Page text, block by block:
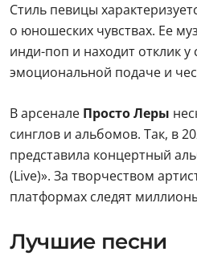
Стиль певицы
о юношеских чувствах. Ее
инди-поп и находит отклик у
эмоциональной подаче и
В арсенале Просто Леры
синглов и альбомов. Так, в
представила концертный
(Live)». За творчеством
платформах следят
Лучшие песни